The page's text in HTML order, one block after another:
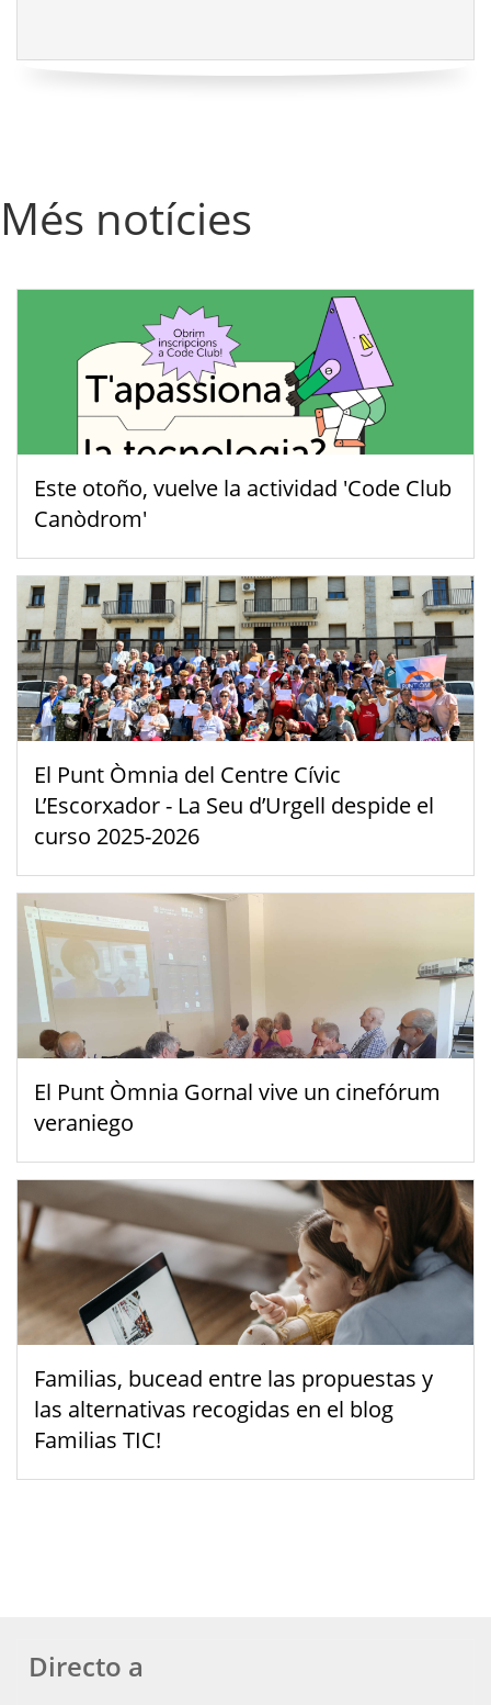
Més notícies
Este otoño, vuelve la actividad 'Code Club
Canòdrom'
El Punt Òmnia del Centre Cívic
L’Escorxador - La Seu d’Urgell despide el
curso 2025-2026
El Punt Òmnia Gornal vive un cinefórum
veraniego
Familias, bucead entre las propuestas y
las alternativas recogidas en el blog
Familias TIC!
Directo a